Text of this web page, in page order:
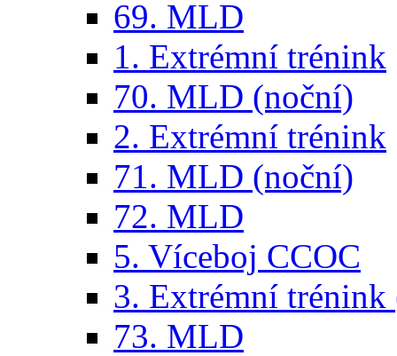
69. MLD
1. Extrémní trénink
70. MLD (noční)
2. Extrémní trénink
71. MLD (noční)
72. MLD
5. Víceboj CCOC
3. Extrémní trénink
73. MLD